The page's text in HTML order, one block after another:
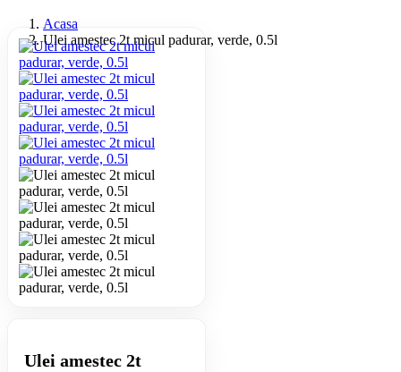
Acasa
Ulei amestec 2t micul padurar, verde, 0.5l
Ulei amestec 2t